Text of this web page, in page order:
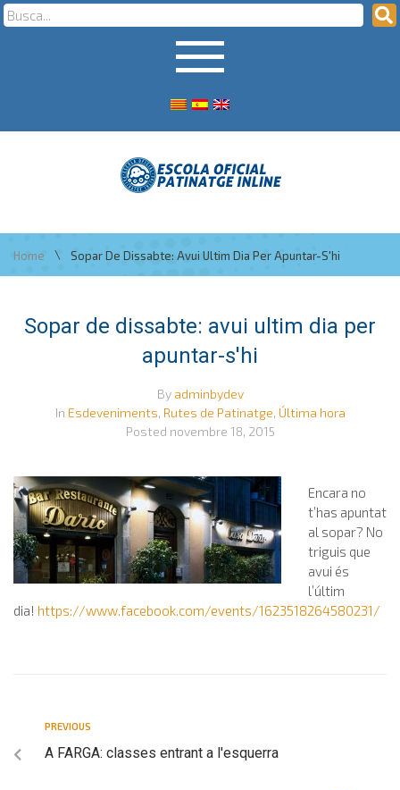
Home \ Sopar De Dissabte: Avui Ultim Dia Per Apuntar-S'hi
Sopar de dissabte: avui ultim dia per
apuntar-s'hi
By adminbydev
In Esdeveniments, Rutes de Patinatge, Última hora
Posted novembre 18, 2015
Encara no
t’has apuntat
al sopar? No
triguis que
avui és
l’últim
dia! https://www.facebook.com/events/1623518264580231/
PREVIOUS
A FARGA: classes entrant a l'esquerra